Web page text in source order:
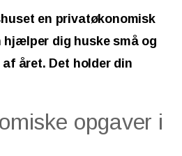
en privatøkonomisk
hjælper dig huske små og
året. Det holder din
opgaver i